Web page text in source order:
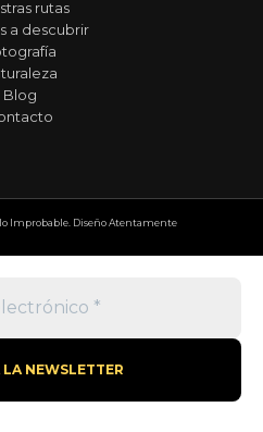
rutas
a descubrir
Blog
Improbable. Diseño Atentamente